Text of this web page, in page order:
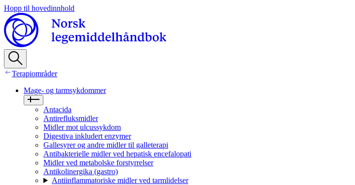
Hopp til hovedinnhold
Terapiområder
Mage- og tarmsykdommer
Antacida
Antirefluksmidler
Midler mot ulcussykdom
Digestiva inkludert enzymer
Gallesyrer og andre midler til galleterapi
Antibakterielle midler ved hepatisk encefalopati
Midler ved metabolske forstyrrelser
Antikolinergika (gastro)
Antiinflammatoriske midler ved tarmlidelser